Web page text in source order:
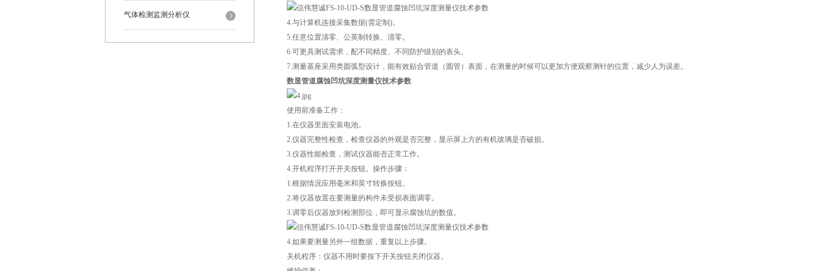
气体检测监测分析仪
4.与计算机连接采集数据(需定制)。
5.任意位置清零、公英制转换、清零。
6.可更具测试需求，配不同精度、不同防护级别的表头。
7.测量基座采用类圆弧型设计，能有效贴合管道（圆管）表面，在测量的时候可以更加方便观察测针的位置，减少人为误差。
数显管道腐蚀凹坑深度测量仪技术参数
使用前准备工作：
1.在仪器里面安装电池。
2.仪器完整性检查，检查仪器的外观是否完整，显示屏上方的有机玻璃是否破损。
3.仪器性能检查，测试仪器能否正常工作。
4.开机程序打开开关按钮。操作步骤：
1.根据情况应用毫米和英寸转换按钮。
2.将仪器放置在要测量的构件未受损表面调零。
3.调零后仪器放到检测部位，即可显示腐蚀坑的数值。
4.如果要测量另外一组数据，重复以上步骤。
关机程序：仪器不用时要按下开关按钮关闭仪器。